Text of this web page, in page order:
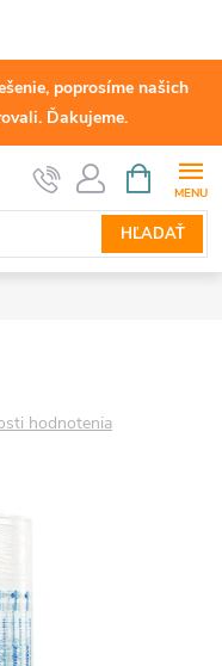
poprosíme našich
Ďakujeme.
HĽADAŤ
KOŠÍK
hodnotenia